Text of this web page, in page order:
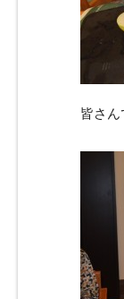
皆さ